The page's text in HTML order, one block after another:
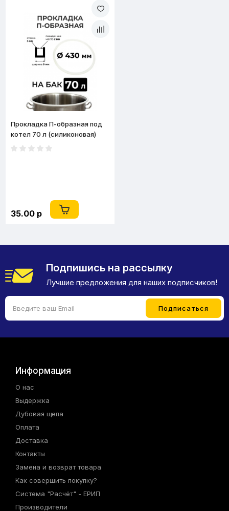
Прокладка П-образная под
котел 70 л (силиконовая)
35.00 р
Подпишись на рассылку
Лучшие предложения для наших подписчиков!
Информация
О нас
Выдержка
Дубовая щепа
Оплата
Доставка
Контакты
Замена и возврат товара
Как совершить покупку?
Система "Расчёт" - ЕРИП
Производители